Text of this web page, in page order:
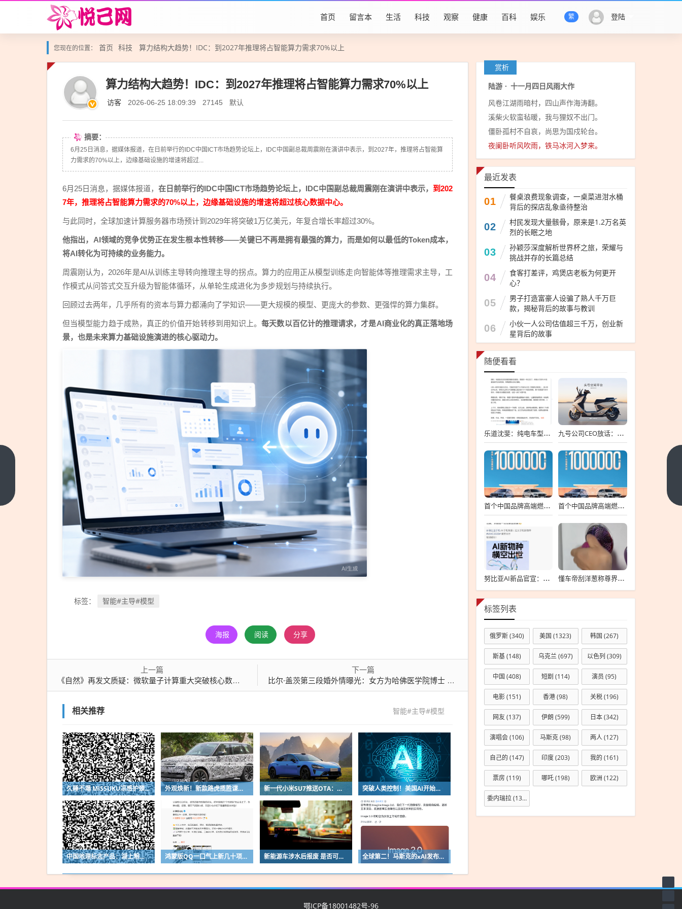
登陆
繁
首页 留言本 生活 科技 观察 健康 百科 娱乐
您现在的位置： 首页 科技 算力结构大趋势！IDC：到2027年推理将占智能算力需求70%以上
算力结构大趋势！IDC：到2027年推理将占智能算力需求70%以上
访客 2026-06-25 18:09:39 27145 默认
摘要：
6月25日消息，据媒体报道，在日前举行的IDC中国ICT市场趋势论坛上，IDC中国副总裁周震刚在演讲中表示，到2027年，推理将占智能算
力需求的70%以上，边缘基础设施的增速将超过...
6月25日消息，据媒体报道，在日前举行的IDC中国ICT市场趋势论坛上，IDC中国副总裁周震刚在演讲中表示， 到202
7年，推理将占智能算力需求的70%以上，边缘基础设施的增速将超过核心数据中心。
与此同时，全球加速计算服务器市场预计到2029年将突破1万亿美元，年复合增长率超过30%。
他指出，AI领域的竞争优势正在发生根本性转移——关键已不再是拥有最强的算力，而是如何以最低的Token成本，
将AI转化为可持续的业务能力。
周震刚认为，2026年是AI从训练主导转向推理主导的拐点。算力的应用正从模型训练走向智能体等推理需求主导，工
作模式从问答式交互升级为智能体循环，从单轮生成进化为多步规划与持续执行。
回顾过去两年，几乎所有的资本与算力都涌向了学知识——更大规模的模型、更庞大的参数、更强悍的算力集群。
但当模型能力趋于成熟，真正的价值开始转移到用知识上。每天数以百亿计的推理请求，才是AI商业化的真正落地场
景，也是未来算力基础设施演进的核心驱动力。
标签： 智能#主导#模型
海报 阅读 分享
上一篇
《自然》再发文质疑：微软量子计算重大突破核心数据有问题！
下一篇
比尔·盖茨第三段婚外情曝光：女方为哈佛医学院博士 双方年龄相差20岁
相关推荐 智能#主导#模型
久睡不塌 MISSUKU凉感护颈记忆枕大促：券后39.9元包邮 外观焕新！新款路虎揽胜谍照曝光：纯电版112kWh配宝马V8 新一代小米SU7推送OTA：新增画框泊车辅助功能 突破人类控制！美国AI开始攻击真人了
中国地理标志产品：湖上粮仓兴凯湖大米10斤18.5元 鸿蒙版QQ一口气上新几十项功能：10G文件可传微信好友 新能源车涉水后报废 是否可以全损理赔 全球第二！马斯克的xAI发布Grok Imagine Image 2.0模型：AI生图/编辑能力大增
赏析
陆游 · 十一月四日风雨大作
风卷江湖雨暗村，四山声作海涛翻。
溪柴火软蛮毡暖，我与狸奴不出门。
僵卧孤村不自哀，尚思为国戍轮台。
夜阑卧听风吹雨，铁马冰河入梦来。
最近发表
01
餐桌浪费现象调查，一桌菜进泔水桶
背后的探店乱象亟待整治
02
村民发现大量骸骨，原来是1.2万名英
烈的长眠之地
03
孙颖莎深度解析世界杯之旅，荣耀与
挑战并存的长篇总结
04
食客打差评，鸡煲店老板为何更开
心？
05
男子打造富豪人设骗了熟人千万巨
款，揭秘背后的故事与教训
06
小伙一人公司估值超三千万，创业新
星背后的故事
随便看看
乐道沈斐：纯电车型的黄金时期 已势不可挡 九号公司CEO放话：未来十年电动车要超越燃油车
首个中国品牌高端燃油SUV销冠！吉利星越L总销量破100万台 首个中国品牌高端燃油SUV销冠！吉利星越L总销量破100万台
努比亚AI新品官宣：号称是手机新物种 MWC上见 懂车帝刮洋葱称尊界S800音响罩设计危险！车主纷纷肉身开测反驳
标签列表
俄罗斯(340) 美国 (1323) 韩国 (267)
斯基(148) 乌克兰(697) 以色列 (309)
中国 (408) 短剧 (114) 演员 (95)
电影(151) 香港(98) 关税(196)
网友(137) 伊朗 (599) 日本(342)
演唱会(106) 马斯克(98) 两人(127)
自己的 (147) 印度(203) 我的 (161)
票房 (119) 哪吒(198) 欧洲 (122)
委内瑞拉(133)
鄂ICP备18001482号-96